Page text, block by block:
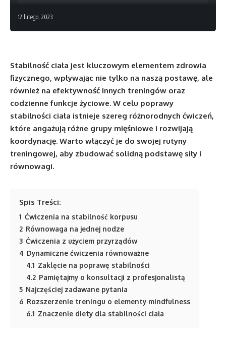
12 lutego, 2023
Stabilność ciała jest kluczowym elementem zdrowia
fizycznego, wpływając nie tylko na naszą postawę, ale
również na efektywność innych treningów oraz
codzienne funkcje życiowe. W celu poprawy
stabilności ciała istnieje szereg różnorodnych ćwiczeń,
które angażują różne grupy mięśniowe i rozwijają
koordynację. Warto włączyć je do swojej rutyny
treningowej, aby zbudować solidną podstawę siły i
równowagi.
Spis Treści:
1 Ćwiczenia na stabilność korpusu
2 Równowaga na jednej nodze
3 Ćwiczenia z użyciem przyrządów
4 Dynamiczne ćwiczenia równoważne
4.1 Zaklęcie na poprawę stabilności
4.2 Pamiętajmy o konsultacji z profesjonalistą
5 Najczęściej zadawane pytania
6 Rozszerzenie treningu o elementy mindfulness
6.1 Znaczenie diety dla stabilności ciała